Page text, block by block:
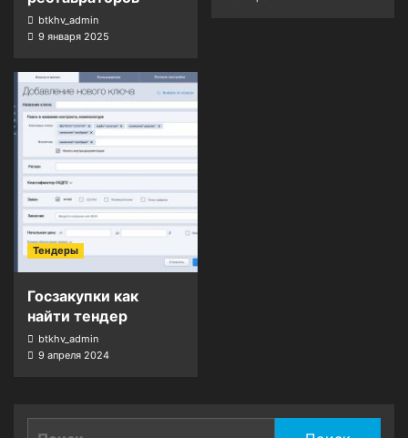
btkhv_admin
9 января 2025
Тендеры
Госзакупки как
найти тендер
btkhv_admin
9 апреля 2024